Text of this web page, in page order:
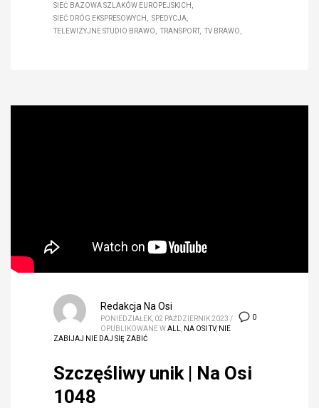
SIEĆ BAZOWA SZLAKÓW EUROPEJSKICH
SIEĆ DRÓG EKSPRESOWYCH
SPEDYCJA
TELEWIZYJNE STUDIO BRAWO
TRANSPORT TV BRAWO
0
Redakcja Na Osi
PONIEDZIAŁEK, 02 PAŹDZIERNIK 2023 /
OPUBLIKOWANE WALL NA OSI TV, NIE
ZABIJAJ NIE DAJ SIĘ ZABIĆ
Szczęśliwy unik | Na Osi
1048